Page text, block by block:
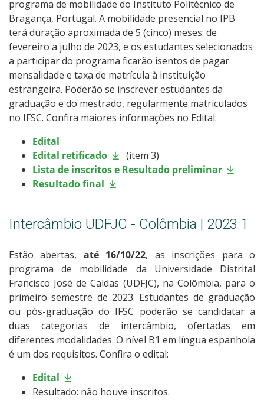
programa de mobilidade do Instituto Politécnico de
Bragança, Portugal. A mobilidade presencial no IPB
terá duração aproximada de 5 (cinco) meses: de
fevereiro a julho de 2023, e os estudantes selecionados
a participar do programa ficarão isentos de pagar
mensalidade e taxa de matrícula à instituição
estrangeira. Poderão se inscrever estudantes da
graduação e do mestrado, regularmente matriculados
no IFSC. Confira maiores informações no Edital:
Edital
Edital retificado
(item 3)
Lista de inscritos e Resultado preliminar
Resultado final
Intercâmbio UDFJC - Colômbia | 2023.1
Estão abertas, até 16/10/22, as inscrições para o
programa de mobilidade da Universidade Distrital
Francisco José de Caldas (UDFJC), na Colômbia, para o
primeiro semestre de 2023. Estudantes de graduação
ou pós-graduação do IFSC poderão se candidatar a
duas categorias de intercâmbio, ofertadas em
diferentes modalidades. O nível B1 em língua espanhola
é um dos requisitos. Confira o edital:
Edital
Resultado: não houve inscritos.